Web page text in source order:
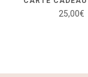
25,00€